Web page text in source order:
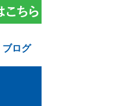
ブログ